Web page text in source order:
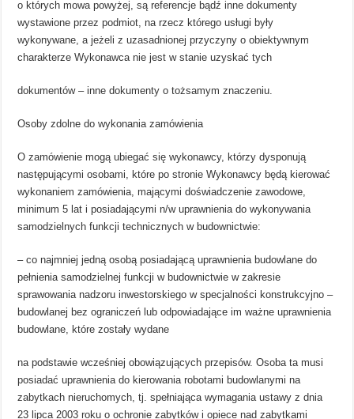
o których mowa powyżej, są referencje bądź inne dokumenty
wystawione przez podmiot, na rzecz którego usługi były
wykonywane, a jeżeli z uzasadnionej przyczyny o obiektywnym
charakterze Wykonawca nie jest w stanie uzyskać tych
dokumentów – inne dokumenty o tożsamym znaczeniu.
Osoby zdolne do wykonania zamówienia
O zamówienie mogą ubiegać się wykonawcy, którzy dysponują
następującymi osobami, które po stronie Wykonawcy będą kierować
wykonaniem zamówienia, mającymi doświadczenie zawodowe,
minimum 5 lat i posiadającymi n/w uprawnienia do wykonywania
samodzielnych funkcji technicznych w budownictwie:
– co najmniej jedną osobą posiadającą uprawnienia budowlane do
pełnienia samodzielnej funkcji w budownictwie w zakresie
sprawowania nadzoru inwestorskiego w specjalności konstrukcyjno –
budowlanej bez ograniczeń lub odpowiadające im ważne uprawnienia
budowlane, które zostały wydane
na podstawie wcześniej obowiązujących przepisów. Osoba ta musi
posiadać uprawnienia do kierowania robotami budowlanymi na
zabytkach nieruchomych, tj. spełniająca wymagania ustawy z dnia
23 lipca 2003 roku o ochronie zabytków i opiece nad zabytkami